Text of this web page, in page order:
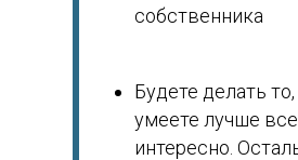
собственника
Будете делать то,
умеете лучше
интересно.